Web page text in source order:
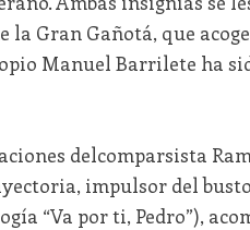
la Gran Gañotá, que
Manuel Barrilete ha
delcomparsista
impulsor del
“Va por ti, Pedro”),